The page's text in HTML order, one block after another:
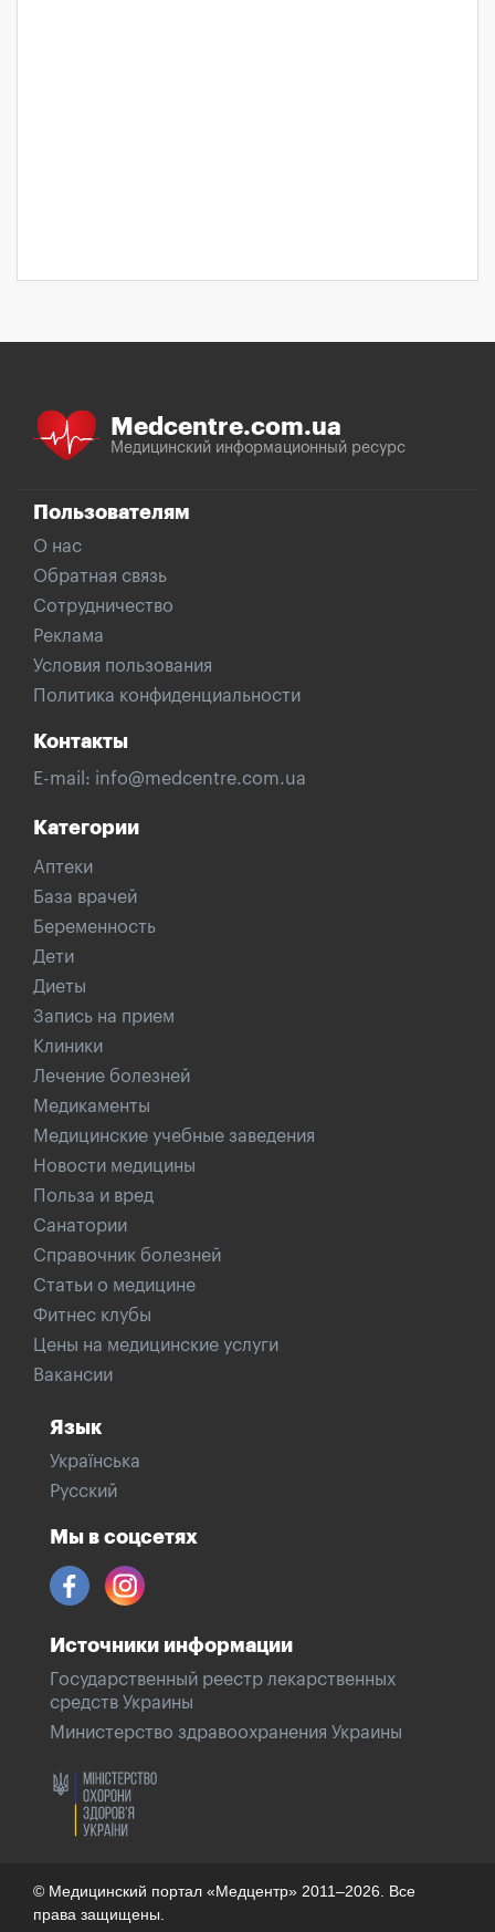
Medcentre.com.ua
Медицинский информационный ресурс
Пользователям
О нас
Обратная связь
Сотрудничество
Реклама
Условия пользования
Политика конфиденциальности
Контакты
E-mail: info@medcentre.com.ua
Категории
Аптеки
База врачей
Беременность
Дети
Диеты
Запись на прием
Клиники
Лечение болезней
Медикаменты
Медицинские учебные заведения
Новости медицины
Польза и вред
Санатории
Справочник болезней
Статьи о медицине
Фитнес клубы
Цены на медицинские услуги
Вакансии
Язык
Українська
Русский
Мы в соцсетях
Источники информации
Государственный реестр лекарственных
средств Украины
Министерство здравоохранения Украины
© Медицинский портал «Медцентр» 2011–2026. Все
права защищены.